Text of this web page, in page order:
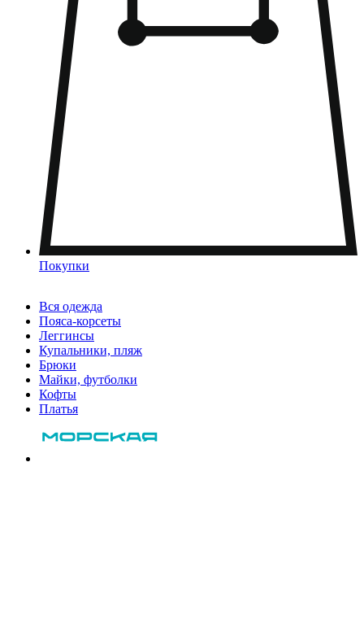
Покупки
Вся одежда
Пояса-корсеты
Леггинсы
Купальники, пляж
Брюки
Майки, футболки
Кофты
Платья